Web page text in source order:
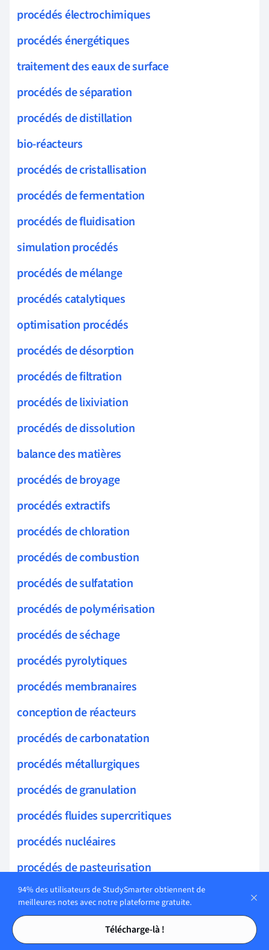
Tables des matières
Tables des matières
procédés électrochimiques
procédés énergétiques
traitement des eaux de surface
procédés de séparation
procédés de distillation
bio-réacteurs
procédés de cristallisation
procédés de fermentation
procédés de fluidisation
simulation procédés
procédés de mélange
procédés catalytiques
optimisation procédés
procédés de désorption
procédés de filtration
procédés de lixiviation
procédés de dissolution
balance des matières
procédés de broyage
procédés extractifs
procédés de chloration
procédés de combustion
procédés de sulfatation
procédés de polymérisation
procédés de séchage
procédés pyrolytiques
procédés membranaires
conception de réacteurs
procédés de carbonatation
procédés métallurgiques
procédés de granulation
procédés fluides supercritiques
procédés nucléaires
procédés de pasteurisation
procédés hydrométallurgiques
procédés innovants
procédés pétrochimiques
94% des utilisateurs de StudySmarter obtiennent de
meilleures notes avec notre plateforme gratuite.
Télécharge-là !